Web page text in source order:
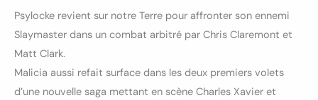
Psylocke revient sur notre Terre pour affronter son ennemi
Slaymaster dans un combat arbitré par Chris Claremont et
Matt Clark.
Malicia aussi refait surface dans les deux premiers volets
d’une nouvelle saga mettant en scène Charles Xavier et